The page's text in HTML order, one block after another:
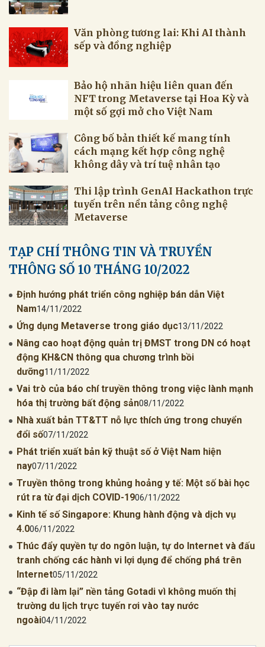
Bảo hộ nhãn hiệu liên quan đến
NFT trong Metaverse tại Hoa Kỳ và
một số gợi mở cho Việt Nam
Công bố bản thiết kế mang tính
cách mạng kết hợp công nghệ
không dây và trí tuệ nhân tạo
Thi lập trình GenAI Hackathon trực
tuyến trên nền tảng công nghệ
Metaverse
TẠP CHÍ THÔNG TIN VÀ TRUYỀN
THÔNG SỐ 10 THÁNG 10/2022
Định hướng phát triển công nghiệp bán dẫn Việt
Nam14/11/2022
Ứng dụng Metaverse trong giáo dục13/11/2022
Nâng cao hoạt động quản trị ĐMST trong DN có hoạt
động KH&CN thông qua chương trình bồi
dưỡng11/11/2022
Vai trò của báo chí truyền thông trong việc lành mạnh
hóa thị trường bất động sản08/11/2022
Nhà xuất bản TT&TT nỗ lực thích ứng trong chuyển
đổi số07/11/2022
Phát triển xuất bản kỹ thuật số ở Việt Nam hiện
nay07/11/2022
Truyền thông trong khủng hoảng y tế: Một số bài học
rút ra từ đại dịch COVID-1906/11/2022
Kinh tế số Singapore: Khung hành động và dịch vụ
4.006/11/2022
Thúc đẩy quyền tự do ngôn luận, tự do Internet và đấu
tranh chống các hành vi lợi dụng để chống phá trên
Internet05/11/2022
“Đập đi làm lại” nền tảng Gotadi vì không muốn thị
trường du lịch trực tuyến rơi vào tay nước
ngoài04/11/2022